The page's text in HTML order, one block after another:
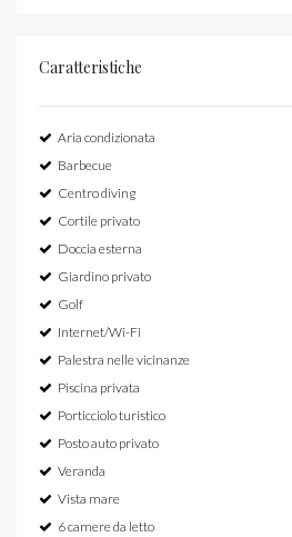
Caratteristiche
Aria condizionata
Barbecue
Centro diving
Cortile privato
Doccia esterna
Giardino privato
Golf
Internet/Wi-Fi
Palestra nelle vicinanze
Piscina privata
Porticciolo turistico
Posto auto privato
Veranda
Vista mare
6 camere da letto